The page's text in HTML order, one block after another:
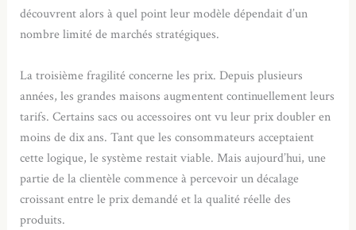
découvrent alors à quel point leur modèle dépendait d’un
nombre limité de marchés stratégiques.
La troisième fragilité concerne les prix. Depuis plusieurs
années, les grandes maisons augmentent continuellement leurs
tarifs. Certains sacs ou accessoires ont vu leur prix doubler en
moins de dix ans. Tant que les consommateurs acceptaient
cette logique, le système restait viable. Mais aujourd’hui, une
partie de la clientèle commence à percevoir un décalage
croissant entre le prix demandé et la qualité réelle des
produits.